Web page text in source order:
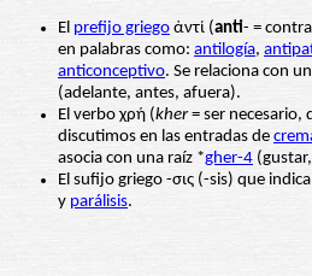
El prefijo griego ἀντί (anti- =
en palabras como: antilogía,
anticonceptivo. Se relaciona con
(adelante, antes, afuera).
El verbo χρή (kher= ser necesario,
discutimos en las entradas de
asocia con una raíz *gher-4
El sufijo griego -σις (-sis) que
y parálisis.